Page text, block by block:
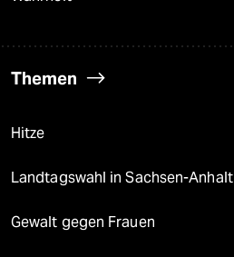
Themen
Hitze
Landtagswahl in Sachsen-Anhalt
Gewalt gegen Frauen